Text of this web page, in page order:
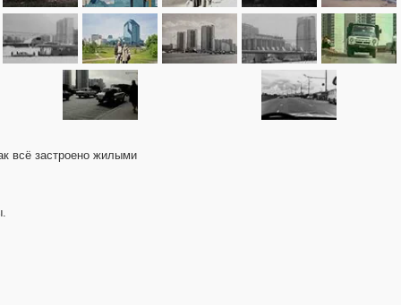
всё застроено жилыми